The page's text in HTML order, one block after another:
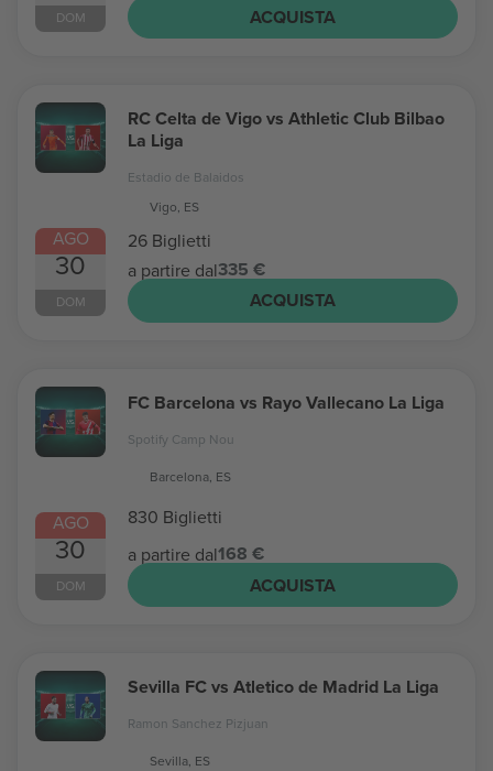
DOM
ACQUISTA
AGO
30
DOM
RC Celta de Vigo vs Athletic Club Bilbao
La Liga
Estadio de Balaidos
Vigo, ES
26 Biglietti
a partire dal335 €
ACQUISTA
AGO
30
DOM
FC Barcelona vs Rayo Vallecano La Liga
Spotify Camp Nou
Barcelona, ES
830 Biglietti
a partire dal168 €
ACQUISTA
Sevilla FC vs Atletico de Madrid La Liga
Ramon Sanchez Pizjuan
Sevilla, ES